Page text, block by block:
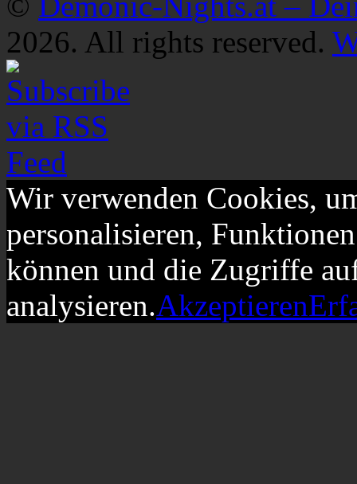
2026. All rights reserved.
Wir verwenden Cookies,
personalisieren,
können und die Zugriffe
analysieren.Akzeptieren